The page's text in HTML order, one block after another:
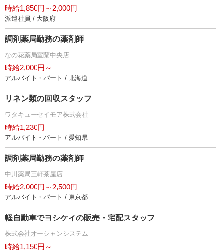
時給1,850円～2,000円
派遣社員 / 大阪府
調剤薬局勤務の薬剤師
なの花薬局室蘭中央店
時給2,000円～
アルバイト・パート / 北海道
リネン類の回収スタッフ
ワタキューセイモア株式会社
時給1,230円
アルバイト・パート / 愛知県
調剤薬局勤務の薬剤師
中川薬局三軒茶屋店
時給2,000円～2,500円
アルバイト・パート / 東京都
軽自動車でヨシケイの販売・宅配スタッフ
株式会社オーシャンシステム
時給1,150円～